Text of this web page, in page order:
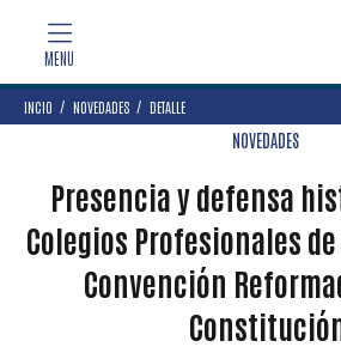
INCIO NOVEDADES DETALLE
NOVEDADES
Presencia y defensa
Colegios Profesionales
Convención